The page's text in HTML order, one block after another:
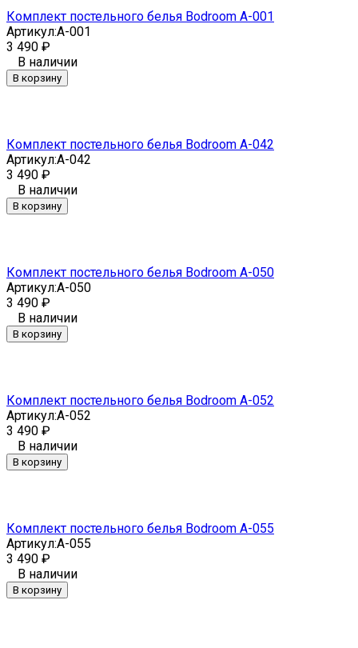
Комплект постельного белья Bodroom A-001
Артикул:A-001
3 490 ₽
В наличии
В корзину
Комплект постельного белья Bodroom A-042
Артикул:A-042
3 490 ₽
В наличии
В корзину
Комплект постельного белья Bodroom A-050
Артикул:A-050
3 490 ₽
В наличии
В корзину
Комплект постельного белья Bodroom A-052
Артикул:A-052
3 490 ₽
В наличии
В корзину
Комплект постельного белья Bodroom A-055
Артикул:A-055
3 490 ₽
В наличии
В корзину